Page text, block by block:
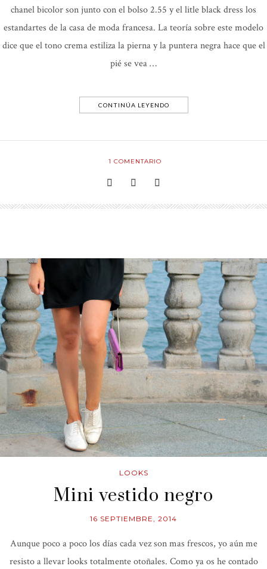
chanel bicolor son junto con el bolso 2.55 y el litle black dress los
estandartes de la casa de moda francesa. La teoría sobre este modelo
dice que el tono crema estiliza la pierna y la puntera negra hace que el
pié se vea …
CONTINÚA LEYENDO
1 COMENTARIO
LOOKS
Mini vestido negro
16 SEPTIEMBRE, 2014
Aunque poco a poco los días cada vez son mas frescos, yo aún me
resisto a llevar looks totalmente otoñales. Como ya os he contado